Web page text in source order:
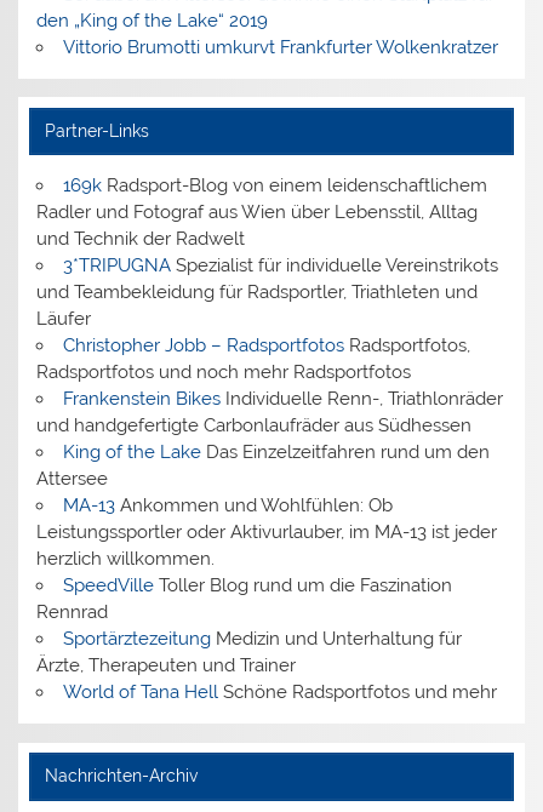
den „King of the Lake“ 2019
Vittorio Brumotti umkurvt Frankfurter Wolkenkratzer
Partner-Links
169kRadsport-Blog von einem leidenschaftlichem
Radler und Fotograf aus Wien über Lebensstil, Alltag
und Technik der Radwelt
3*TRIPUGNASpezialist für individuelle Vereinstrikots
und Teambekleidung für Radsportler, Triathleten und
Läufer
Christopher Jobb – RadsportfotosRadsportfotos,
Radsportfotos und noch mehr Radsportfotos
Frankenstein BikesIndividuelle Renn-, Triathlonräder
und handgefertigte Carbonlaufräder aus Südhessen
King of the LakeDas Einzelzeitfahren rund um den
Attersee
MA-13Ankommen und Wohlfühlen: Ob
Leistungssportler oder Aktivurlauber, im MA-13 ist jeder
herzlich willkommen.
SpeedVilleToller Blog rund um die Faszination
Rennrad
SportärztezeitungMedizin und Unterhaltung für
Ärzte, Therapeuten und Trainer
World of Tana HellSchöne Radsportfotos und mehr
Nachrichten-Archiv